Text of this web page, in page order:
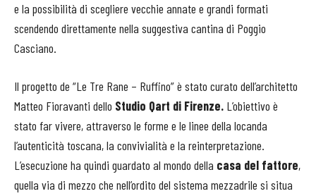
e la possibilità di scegliere vecchie annate e grandi formati
scendendo direttamente nella suggestiva cantina di Poggio
Casciano.
Il progetto de “Le Tre Rane – Ruffino” è stato curato dell’architetto
Matteo Fioravanti dello Studio Qart di Firenze. L’obiettivo è
stato far vivere, attraverso le forme e le linee della locanda
l’autenticità toscana, la convivialità e la reinterpretazione.
L’esecuzione ha quindi guardato al mondo della casa del fattore,
quella via di mezzo che nell’ordito del sistema mezzadrile si situa